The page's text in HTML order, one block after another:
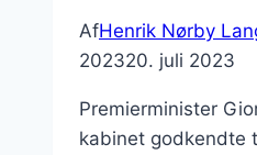
AfHenrik Nørby
202320. juli 2023
Premierminister
kabinet godkendte